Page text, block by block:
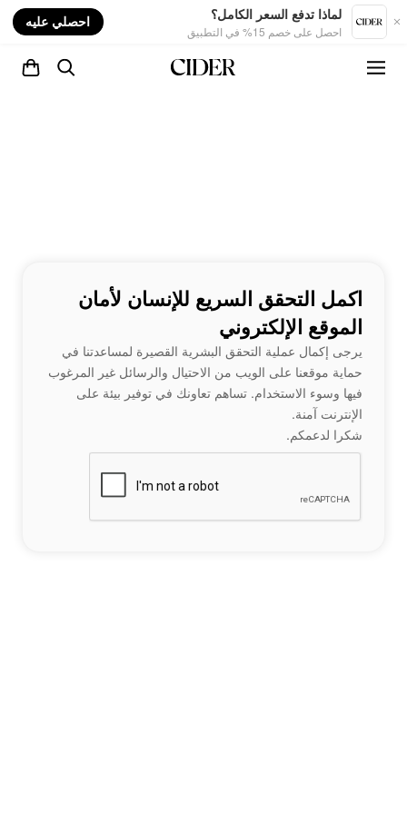
لماذا تدفع السعر الكامل؟
احصل على خصم 15% في التطبيق
احصلي عليه
اكمل التحقق السريع للإنسان لأمان
الموقع الإلكتروني
يرجى إكمال عملية التحقق البشرية القصيرة لمساعدتنا في
حماية موقعنا على الويب من الاحتيال والرسائل غير المرغوب
فيها وسوء الاستخدام. تساهم تعاونك في توفير بيئة على
الإنترنت آمنة.
شكرا لدعمكم.